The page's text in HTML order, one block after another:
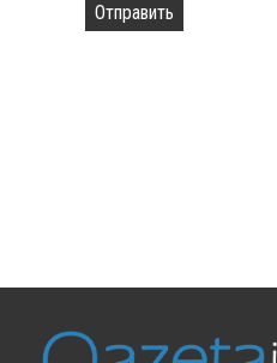
Отправить